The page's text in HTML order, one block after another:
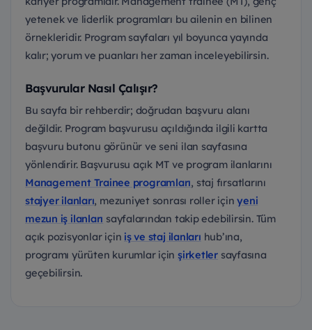
yetenek ve liderlik programları bu ailenin en bilinen
örnekleridir. Program sayfaları yıl boyunca yayında
kalır; yorum ve puanları her zaman inceleyebilirsin.
Başvurular Nasıl Çalışır?
Bu sayfa bir rehberdir; doğrudan başvuru alanı
değildir. Program başvurusu açıldığında ilgili kartta
başvuru butonu görünür ve seni ilan sayfasına
yönlendirir. Başvurusu açık MT ve program ilanlarını
Management Trainee programları, staj fırsatlarını
stajyer ilanları, mezuniyet sonrası roller içinyeni
mezun iş ilanları sayfalarından takip edebilirsin. Tüm
açık pozisyonlar için iş ve staj ilanları hub’ına,
programı yürüten kurumlar içinşirketler sayfasına
geçebilirsin.